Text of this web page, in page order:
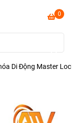
0
Di Động Master Lock